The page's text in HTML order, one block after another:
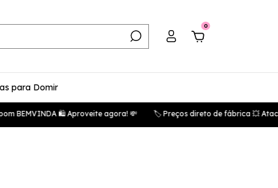
0
para Domir
BEMVINDA 🛍️ Aproveite agora! 💸 🏷️ Preços direto de fábrica 💥